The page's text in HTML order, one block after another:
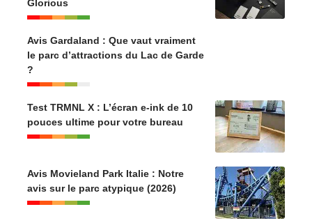
Glorious
Avis Gardaland : Que vaut vraiment
le parc d’attractions du Lac de Garde
?
Test TRMNL X : L’écran e-ink de 10
pouces ultime pour votre bureau
Avis Movieland Park Italie : Notre
avis sur le parc atypique (2026)